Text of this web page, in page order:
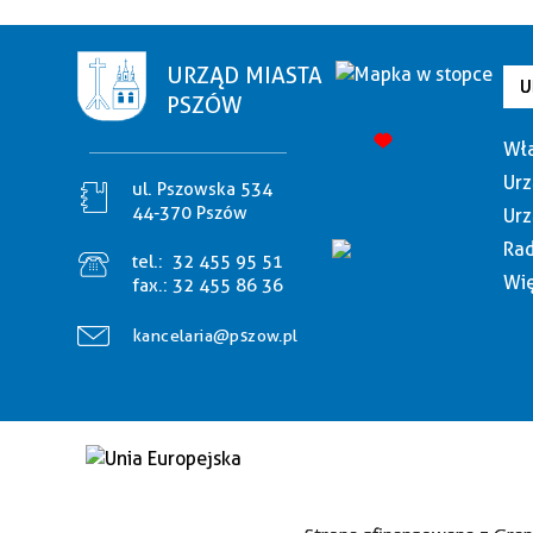
URZĄD MIASTA
PSZÓW
ul. Pszowska 534
44-370 Pszów
tel.: 32 455 95 51
fax.: 32 455 86 36
kancelaria@pszow.pl